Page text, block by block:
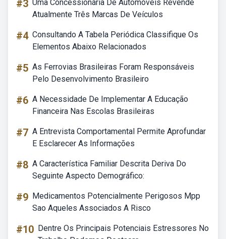
#3 Uma Concessionária De Automóveis Revende
Atualmente Três Marcas De Veículos
#4 Consultando A Tabela Periódica Classifique Os
Elementos Abaixo Relacionados
#5 As Ferrovias Brasileiras Foram Responsáveis
Pelo Desenvolvimento Brasileiro
#6 A Necessidade De Implementar A Educação
Financeira Nas Escolas Brasileiras
#7 A Entrevista Comportamental Permite Aprofundar
E Esclarecer As Informações
#8 A Característica Familiar Descrita Deriva Do
Seguinte Aspecto Demográfico:
#9 Medicamentos Potencialmente Perigosos Mpp
Sao Aqueles Associados A Risco
#10 Dentre Os Principais Potenciais Estressores No